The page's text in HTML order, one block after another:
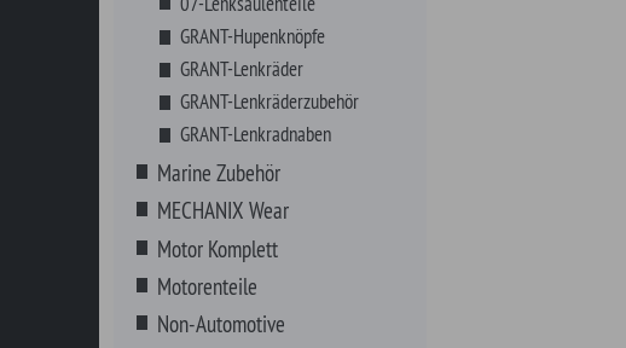
Non-Automotive
NOS Systeme
Riemen, Schläuche, Wischer
Schmierstoffe
Schrauben, Fittings, Klips
Sortimente
VHT Farben
Werkzeuge